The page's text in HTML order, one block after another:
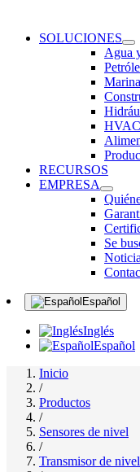
SOLUCIONES
Agua
Marina
HVAC
RECURSOS
EMPRESA
Se
Español
Inglés
Español
Inicio
/
Productos
/
Sensores de nivel
/
Transmisor de